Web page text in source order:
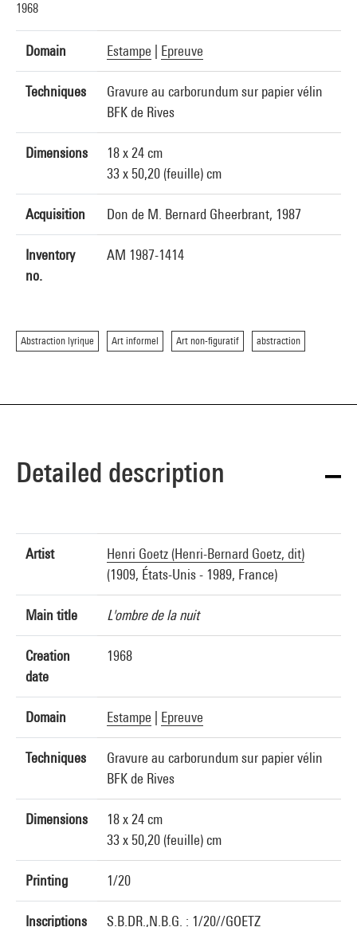
1968
Domain Estampe Epreuve
Techniques
Gravure au carborundum sur papier vélin
BFK de Rives
Dimensions
18 x 24 cm
33 x 50,20 (feuille) cm
Acquisition Don de M. Bernard Gheerbrant, 1987
Inventory
no.
AM 1987-1414
Abstraction lyrique Art informel Art non-figuratif abstraction
Detailed description
Artist
Henri Goetz (Henri-Bernard Goetz, dit)
(1909, États-Unis - 1989, France)
Main title L'ombre de la nuit
Creation
date
1968
Domain Estampe Epreuve
Techniques
Gravure au carborundum sur papier vélin
BFK de Rives
Dimensions
18 x 24 cm
33 x 50,20 (feuille) cm
Printing 1/20
Inscriptions S.B.DR.,N.B.G. : 1/20//GOETZ